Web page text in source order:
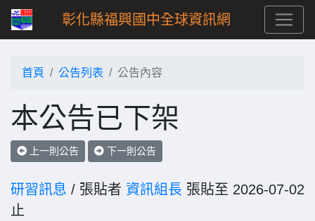
彰化縣福興國中全球資訊網
首頁 公告列表 公告內容
本公告已下架
上一則公告 下一則公告
研習訊息 / 張貼者 資訊組長 張貼至 2026-07-02
止